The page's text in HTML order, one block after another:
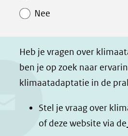
a
b
o
o
d
I
h
t
a
p
n
d
l
e
Nee
Heb je vragen over
ben je op zoek naar
klimaatadaptatie in de
Stel je vraag over
of deze website via de